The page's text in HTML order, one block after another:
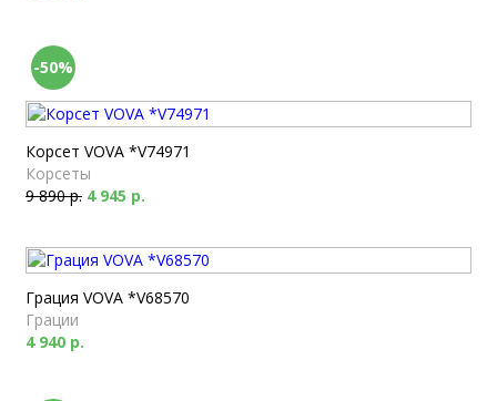
-50%
Корсет VOVA *V74971
Корсеты
9 890 р. 4 945 р.
Грация VOVA *V68570
Грации
4 940 р.